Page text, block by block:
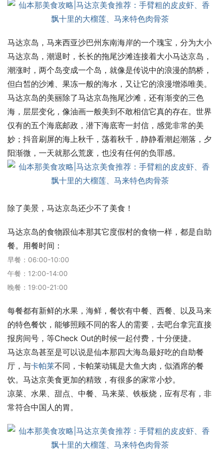
马达京岛，马来西亚沙巴州东南海岸的一个瑰宝，分为大小
马达京岛，潮退时，长长的拖尾沙滩连接着大小马达京岛，
潮涨时，两个岛变成一个岛，就像是传说中的浪漫的鹊桥，
但白皙的沙滩、果冻一般的海水，又让它的浪漫增添唯美。
马达京岛的美丽除了马达京岛拖尾沙滩，还有渐变的三色
海，层层变化，像油画一般美到不敢相信它真的存在。世界
仅有的五个海底邮政，潜下海底寄一封信，感觉非常的美
妙；抖音刷屏的海上秋千，荡着秋千，静静看潮起潮落，夕
阳渐微，一天就那么荒废，也没有任何的负罪感。
除了美景，马达京岛还少不了美食！
马达京岛的食物跟仙本那其它度假村的食物一样，都是自助
餐。用餐时间：
早餐：06:00-10:00
午餐：12:00-14:00
晚餐：19:00-21:00
每餐都有新鲜的水果，海鲜，餐饮有中餐、西餐、以及马来
的特色餐饮，能够照顾不同的客人的需要，去吧台拿完直接
报房间号，等Check Out的时候一起付费，十分便捷。
马达京岛甚至是可以说是仙本那四大海岛最好吃的自助餐
厅，与卡帕莱不同，卡帕莱动辄是大鱼大肉，似酒席的餐
饮。马达京美食更加的精致，有很多的家常小炒。
凉菜、水果、甜点、中餐、马来菜、铁板烧，应有尽有，非
常符合中国人的胃。